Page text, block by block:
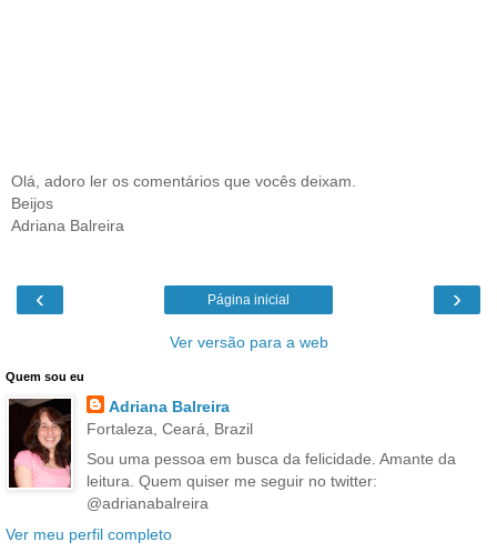
Olá, adoro ler os comentários que vocês deixam.
Beijos
Adriana Balreira
‹ ›
Página inicial
Ver versão para a web
Quem sou eu
Adriana Balreira
Fortaleza, Ceará, Brazil
Sou uma pessoa em busca da felicidade. Amante da
leitura. Quem quiser me seguir no twitter:
@adrianabalreira
Ver meu perfil completo